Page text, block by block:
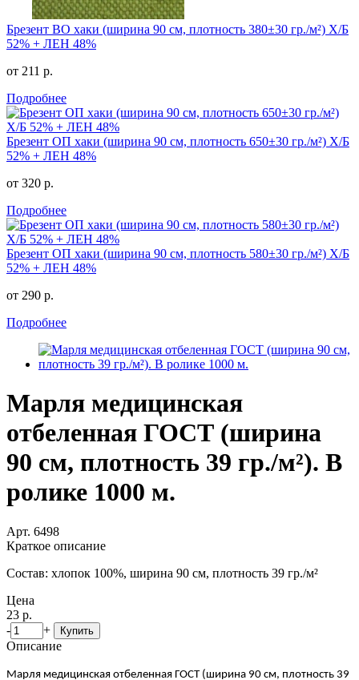
Брезент ВО хаки (ширина 90 см, плотность 380±30 гр./м²) Х/Б
52% + ЛЕН 48%
от 211 р.
Подробнее
Брезент ОП хаки (ширина 90 см, плотность 650±30 гр./м²) Х/Б
52% + ЛЕН 48%
от 320 р.
Подробнее
Брезент ОП хаки (ширина 90 см, плотность 580±30 гр./м²) Х/Б
52% + ЛЕН 48%
от 290 р.
Подробнее
Марля медицинская
отбеленная ГОСТ (ширина
90 см, плотность 39 гр./м²). В
ролике 1000 м.
Арт. 6498
Краткое описание
Состав: хлопок 100%, ширина 90 см, плотность 39 гр./м²
Цена
23 р.
-
+ Купить
Описание
Марля медицинская отбеленная ГОСТ (ширина 90 см, плотность 39